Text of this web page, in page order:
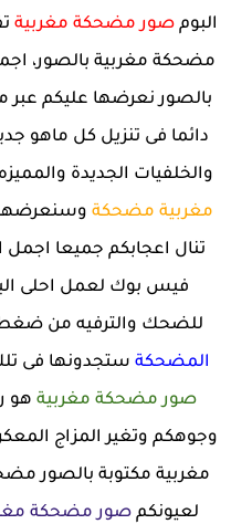
البوم صور مضحكة مغربية
مضحكة مغربية بالصور،
بالصور نعرضها عليكم عبر
دائما فى تنزيل كل ماهو
والخلفيات الجديدة
مغربية مضحكة وسنعرضها
تنال اعجابكم جميعا اجمل
فيس بوك لعمل احلى
للضحك والترفيه من
المضحكة ستجدونها فى
صور مضحكة مغربية هو
وجوهكم وتغير المزاج
مغربية مكتوبة بالصور
لعيونكم صور مضحكة